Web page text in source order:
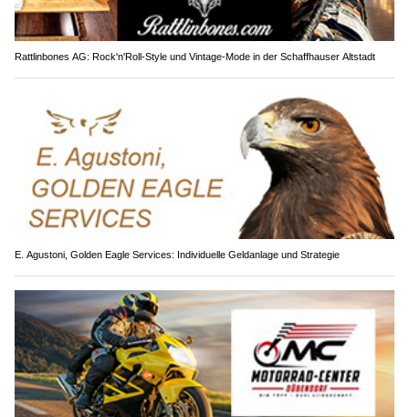
Rattlinbones AG: Rock'n'Roll-Style und Vintage-Mode in der Schaffhauser Altstadt
E. Agustoni, Golden Eagle Services: Individuelle Geldanlage und Strategie